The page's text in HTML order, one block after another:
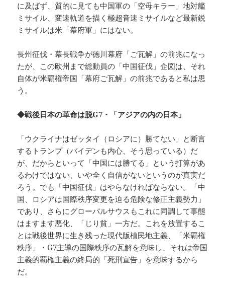
に及ばず、質的に見ても中国軍の「空母キラー」地対艦
ミサイル、変速軌道を描く極超音速ミサイルなど最新鋭
ミサイルは米「幕府軍」にはない。
長州征伐・幕長戦争が徳川幕府「ご瓦解」の前兆になっ
たが、この欧州まで総動員の「中国征伐」企図は、それ
自体が米覇権帝国「幕府ご瓦解」の前兆であると私は思
う。
◆戦後日本の革命は脱G7・「アジアの内の日本」
「ウクライナはゼッタイ（ロシアに）勝てない」と断言
するトランプ（バイデンも内心、そう思っている）だ
が、だからといって「中国には勝てる」という打算があ
るわけではない、いや全く自信がないというのが真実だ
ろう。でも「中国征伐」はやらなければならない。「中
国、ロシアは国際秩序変更を迫る危険な修正主義勢力」
であり、さらにグローバルサウスもこれに同調して事態
はますます悪化、「じり貧」一方だ。これを放置するこ
とは戦後世界に生き残った現代版植民地主義、「米覇権
秩序」・G7主導の国際秩序の瓦解を意味し、それは帝国
主義的覇権主義の終局的「死刑宣告」を意味するから
だ。